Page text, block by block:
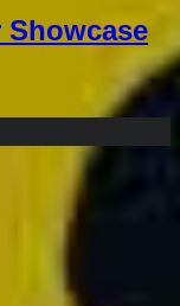
Showcase